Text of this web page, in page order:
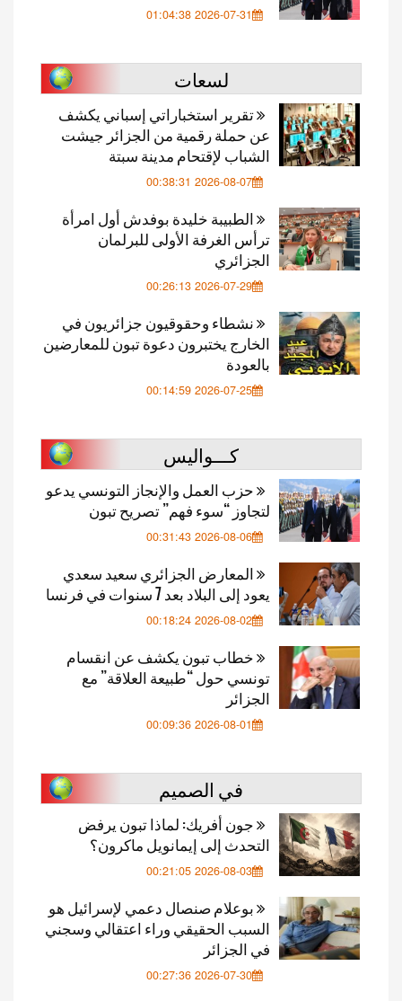
2026-07-31 01:04:38
لسعات
تقرير استخباراتي إسباني يكشف
عن حملة رقمية من الجزائر جيشت
الشباب لإقتحام مدينة سبتة
2026-08-07 00:38:31
الطبيبة خليدة بوفدش أول امرأة
ترأس الغرفة الأولى للبرلمان
الجزائري
2026-07-29 00:26:13
نشطاء وحقوقيون جزائريون في
الخارج يختبرون دعوة تبون للمعارضين
بالعودة
2026-07-25 00:14:59
كـــواليس
حزب العمل والإنجاز التونسي يدعو
لتجاوز “سوء فهم” تصريح تبون
2026-08-06 00:31:43
المعارض الجزائري سعيد سعدي
يعود إلى البلاد بعد 7 سنوات في فرنسا
2026-08-02 00:18:24
خطاب تبون يكشف عن انقسام
تونسي حول “طبيعة العلاقة” مع
الجزائر
2026-08-01 00:09:36
في الصميم
جون أفريك: لماذا تبون يرفض
التحدث إلى إيمانويل ماكرون؟
2026-08-03 00:21:05
بوعلام صنصال دعمي لإسرائيل هو
السبب الحقيقي وراء اعتقالي وسجني
في الجزائر
2026-07-30 00:27:36